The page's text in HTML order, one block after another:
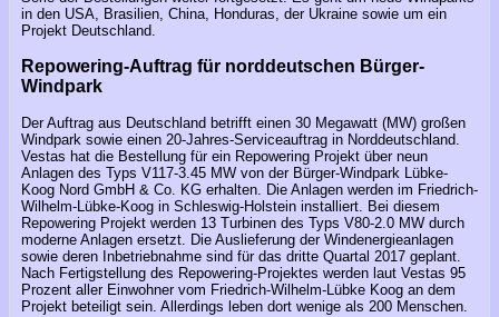
in den USA, Brasilien, China, Honduras, der Ukraine sowie um ein
Projekt Deutschland.
Repowering-Auftrag für norddeutschen Bürger-
Windpark
Der Auftrag aus Deutschland betrifft einen 30 Megawatt (MW) großen
Windpark sowie einen 20-Jahres-Serviceauftrag in Norddeutschland.
Vestas hat die Bestellung für ein Repowering Projekt über neun
Anlagen des Typs V117-3.45 MW von der Bürger-Windpark Lübke-
Koog Nord GmbH & Co. KG erhalten. Die Anlagen werden im Friedrich-
Wilhelm-Lübke-Koog in Schleswig-Holstein installiert. Bei diesem
Repowering Projekt werden 13 Turbinen des Typs V80-2.0 MW durch
moderne Anlagen ersetzt. Die Auslieferung der Windenergieanlagen
sowie deren Inbetriebnahme sind für das dritte Quartal 2017 geplant.
Nach Fertigstellung des Repowering-Projektes werden laut Vestas 95
Prozent aller Einwohner vom Friedrich-Wilhelm-Lübke Koog an dem
Projekt beteiligt sein. Allerdings leben dort wenige als 200 Menschen.